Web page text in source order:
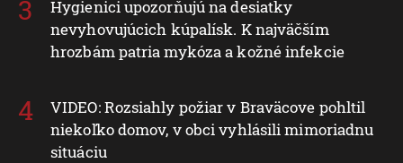
Hygienici upozorňujú na desiatky
nevyhovujúcich kúpalísk. K najväčším
hrozbám patria mykóza a kožné infekcie
VIDEO: Rozsiahly požiar v Braväcove pohltil
niekoľko domov, v obci vyhlásili mimoriadnu
situáciu